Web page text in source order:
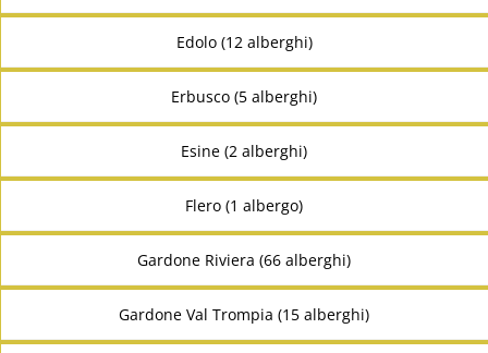
Edolo (12 alberghi)
Erbusco (5 alberghi)
Esine (2 alberghi)
Flero (1 albergo)
Gardone Riviera (66 alberghi)
Gardone Val Trompia (15 alberghi)